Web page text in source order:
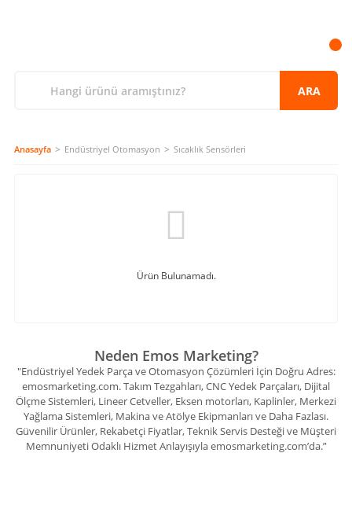
ARA
Anasayfa Endüstriyel Otomasyon Sıcaklık Sensörleri
Ürün Bulunamadı.
Neden Emos Marketing?
"Endüstriyel Yedek Parça ve Otomasyon Çözümleri İçin Doğru Adres:
emosmarketing.com. Takım Tezgahları, CNC Yedek Parçaları, Dijital
Ölçme Sistemleri, Lineer Cetveller, Eksen motorları, Kaplinler, Merkezi
Yağlama Sistemleri, Makina ve Atölye Ekipmanları ve Daha Fazlası.
Güvenilir Ürünler, Rekabetçi Fiyatlar, Teknik Servis Desteği ve Müşteri
Memnuniyeti Odaklı Hizmet Anlayışıyla emosmarketing.com’da.”